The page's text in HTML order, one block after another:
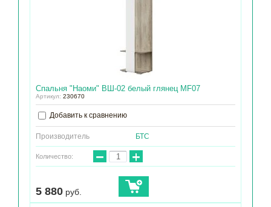
Спальня "Наоми" ВШ-02 белый глянец МF07
Артикул: 230670
Добавить к сравнению
Производитель БТС
Количество: − +
5 880 руб.